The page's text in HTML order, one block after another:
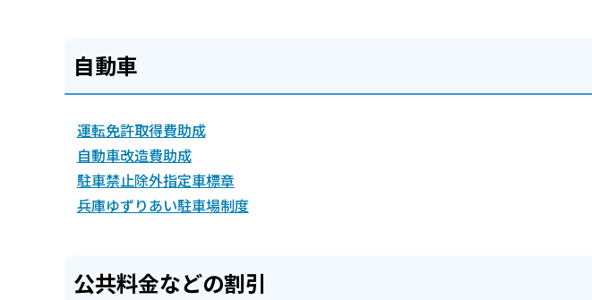
自動車
運転免許取得費助成
自動車改造費助成
駐車禁止除外指定車標章
兵庫ゆずりあい駐車場制度
公共料金などの割引